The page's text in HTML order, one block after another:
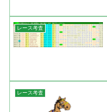
レース考査
レース考査